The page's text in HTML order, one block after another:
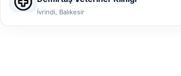
İvrindi, Balıkesir